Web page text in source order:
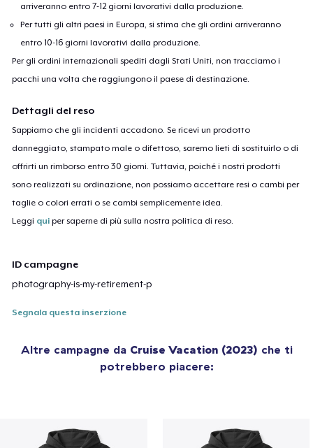
arriveranno entro 7-12 giorni lavorativi dalla produzione.
Per tutti gli altri paesi in Europa, si stima che gli ordini arriveranno
entro 10-16 giorni lavorativi dalla produzione.
Per gli ordini internazionali spediti dagli Stati Uniti, non tracciamo i
pacchi una volta che raggiungono il paese di destinazione.
Dettagli del reso
Sappiamo che gli incidenti accadono. Se ricevi un prodotto
danneggiato, stampato male o difettoso, saremo lieti di sostituirlo o di
offrirti un rimborso entro 30 giorni. Tuttavia, poiché i nostri prodotti
sono realizzati su ordinazione, non possiamo accettare resi o cambi per
taglie o colori errati o se cambi semplicemente idea.
Leggi qui per saperne di più sulla nostra politica di reso.
ID campagne
photography-is-my-retirement-p
Segnala questa inserzione
Altre campagne da Cruise Vacation (2023) che ti
potrebbero piacere: